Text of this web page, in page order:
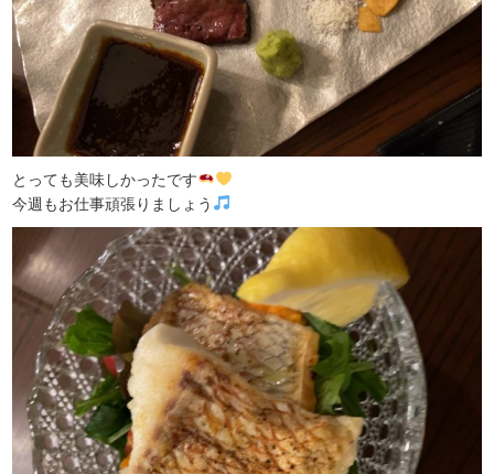
とっても美味しかったです
今週もお仕事頑張りましょう